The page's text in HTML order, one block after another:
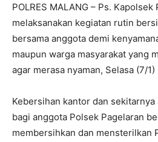
POLRES MALANG – Ps.
melaksanakan kegiatan rutin
bersama anggota demi
maupun warga masyarakat yang
agar merasa nyaman, Selasa (7/1)
Kebersihan kantor dan
bagi anggota Polsek Pagelaran
membersihkan dan mensterilkan